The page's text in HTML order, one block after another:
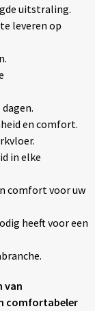
uitstraling.
leveren op
en comfort.
in elke
comfort voor uw
heeft voor een
van
comfortabeler